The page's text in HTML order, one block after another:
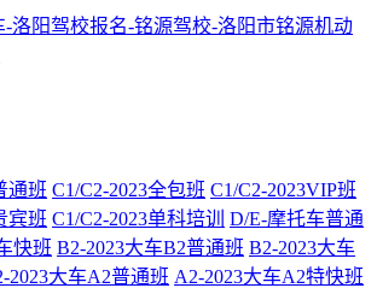
洛阳驾校报名-铭源驾校-洛阳市铭源机动
通班 C1/C2-2023全包班 C1/C2-2023VIP班
宾班 C1/C2-2023单科培训
D/E-摩托车普通
快班 B2-2023大车B2普通班 B2-2023大车
2023大车A2普通班 A2-2023大车A2特快班